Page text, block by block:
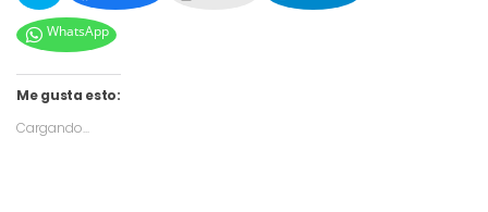
WhatsApp
Me gusta esto:
Cargando...